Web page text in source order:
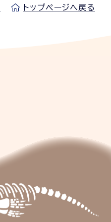
トップページへ戻る